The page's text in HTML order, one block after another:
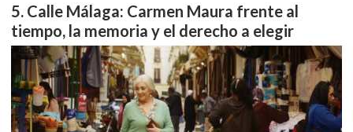
Calle Málaga: Carmen Maura frente al
tiempo, la memoria y el derecho a elegir